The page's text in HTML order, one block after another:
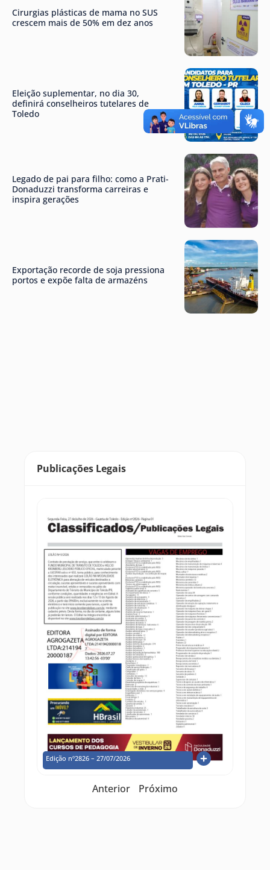
Cirurgias plásticas de mama no SUS
crescem mais de 50% em dez anos
Eleição suplementar, no dia 30,
definirá conselheiros tutelares de
Toledo
Legado de pai para filho: como a Prati-
Donaduzzi transforma carreiras e
inspira gerações
Exportação recorde de soja pressiona
portos e expõe falta de armazéns
Publicações Legais
Edição nº2826 – 27/07/2026
Anterior Próximo